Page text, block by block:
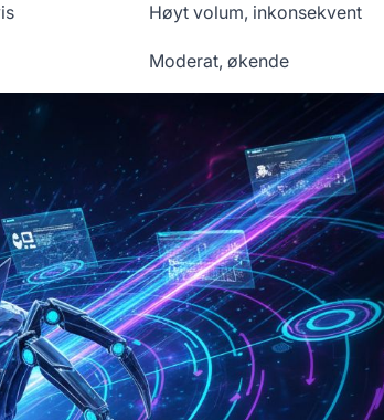
Høyt volum, inkonsekvent
Moderat, økende